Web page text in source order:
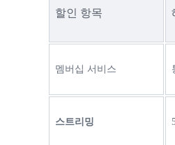
할인 항목
멤버십 서비스
스트리밍